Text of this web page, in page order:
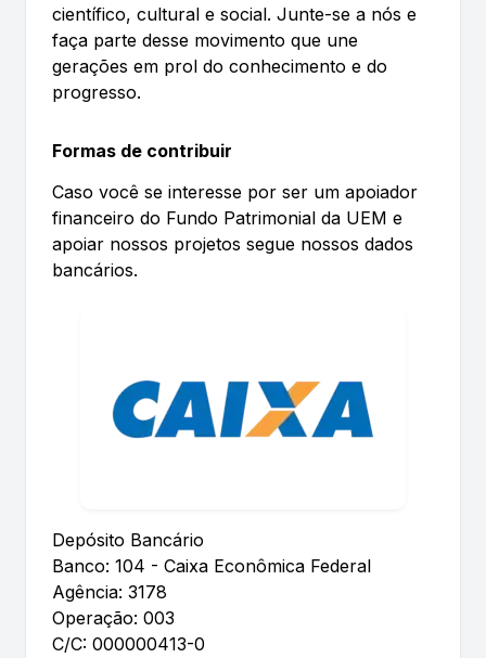
científico, cultural e social. Junte-se a nós e
faça parte desse movimento que une
gerações em prol do conhecimento e do
progresso.
Formas de contribuir
Caso você se interesse por ser um apoiador
financeiro do Fundo Patrimonial da UEM e
apoiar nossos projetos segue nossos dados
bancários.
Depósito Bancário
Banco: 104 - Caixa Econômica Federal
Agência: 3178
Operação: 003
C/C: 000000413-0